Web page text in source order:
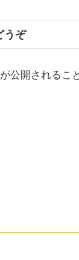
うぞ
公開されるこ